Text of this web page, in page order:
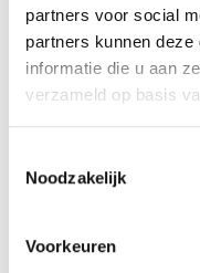
partners voor social
partners kunnen
informatie die u aan
verzameld op basis
Noodzakelijk
Voorkeuren
VOORLINDEN
€36,50
Verder